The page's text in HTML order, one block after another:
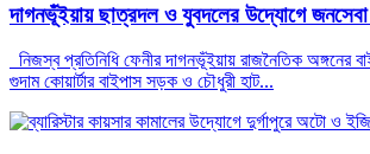
দাগনভূঁইয়ায় ছাত্রদল ও যুবদলের উদ্যোগে
নিজস্ব প্রতিনিধি ফেনীর দাগনভূঁইয়ায় রাজনৈতিক
গুদাম কোয়ার্টার বাইপাস সড়ক ও চৌধুরী হাট...